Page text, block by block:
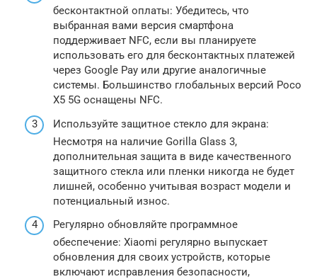
бесконтактной оплаты: Убедитесь, что
выбранная вами версия смартфона
поддерживает NFC, если вы планируете
использовать его для бесконтактных платежей
через Google Pay или другие аналогичные
системы. Большинство глобальных версий Poco
X5 5G оснащены NFC.
Используйте защитное стекло для экрана:
Несмотря на наличие Gorilla Glass 3,
дополнительная защита в виде качественного
защитного стекла или пленки никогда не будет
лишней, особенно учитывая возраст модели и
потенциальный износ.
Регулярно обновляйте программное
обеспечение: Xiaomi регулярно выпускает
обновления для своих устройств, которые
включают исправления безопасности,